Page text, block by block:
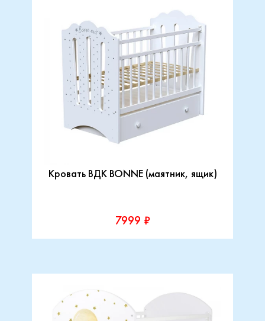
Кровать ВДК BONNE (маятник, ящик)
7999 ₽